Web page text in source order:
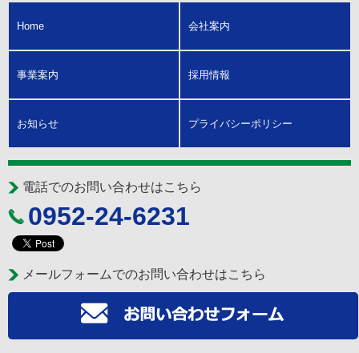
Home 会社案内
事業案内 採用情報
お知らせ プライバシーポリシー
電話でのお問い合わせはこちら
0952-24-6231
メールフォームでのお問い合わせはこちら